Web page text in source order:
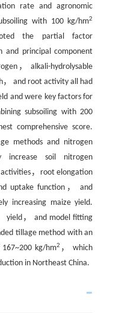
rate and agronomic
with 100 kg/hm2
the partial factor
and principal component
， alkali-hydrolysable
， and root activity all had
and were key factors for
subsoiling with 200
comprehensive score.
methods and nitrogen
increase soil nitrogen
，root elongation
uptake function， and
increasing maize yield.
yield， and model fitting
tillage method with an
kg/hm2 ， which
in Northeast China.